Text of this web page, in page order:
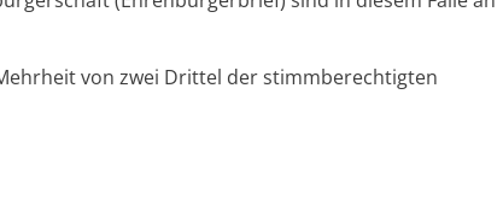
von zwei Drittel der stimmberechtigten